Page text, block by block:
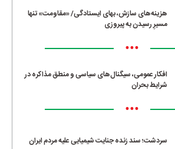
هزینه‌های سازش، بهای ایستادگی/ «مقاومت» تنها
مسیرِ رسیدن به پیروزی
•••
افکار عمومی، سیگنال‌های سیاسی و منطق مذاکره در
شرایط بحران
•••
سردشت؛ سند زنده جنایت شیمیایی علیه مردم ایران